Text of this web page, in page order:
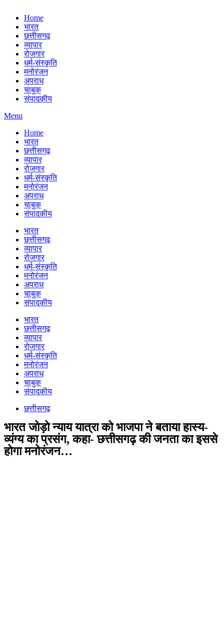
Home
भारत
छत्तीसगढ़
व्यापार
रोजगार
धर्म-संस्कृति
मनोरंजन
अपराध
चाबुक
संपादकीय
Menu
Home
भारत
छत्तीसगढ़
व्यापार
रोजगार
धर्म-संस्कृति
मनोरंजन
अपराध
चाबुक
संपादकीय
भारत
छत्तीसगढ़
व्यापार
रोजगार
धर्म-संस्कृति
मनोरंजन
अपराध
चाबुक
संपादकीय
भारत
छत्तीसगढ़
व्यापार
रोजगार
धर्म-संस्कृति
मनोरंजन
अपराध
चाबुक
संपादकीय
छत्तीसगढ़
भारत जोड़ो न्याय यात्रा को भाजपा ने बताया हास्य-
व्यंग्य का प्रसंग, कहा- छत्तीसगढ़ की जनता का इससे
होगा मनोरंजन…